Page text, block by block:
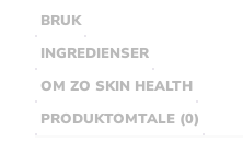
BRUK
INGREDIENSER
OM ZO SKIN HEALTH
PRODUKTOMTALE (0)